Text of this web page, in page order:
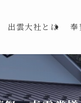
出雲大社とは 奉